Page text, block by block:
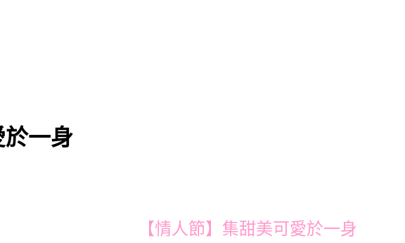
於一身
【情人節】集甜美可愛於一身